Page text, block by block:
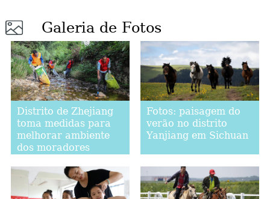
Galeria de Fotos
Distrito de Zhejiang
toma medidas para
melhorar ambiente
dos moradores
Fotos: paisagem do
verão no distrito
Yanjiang em Sichuan